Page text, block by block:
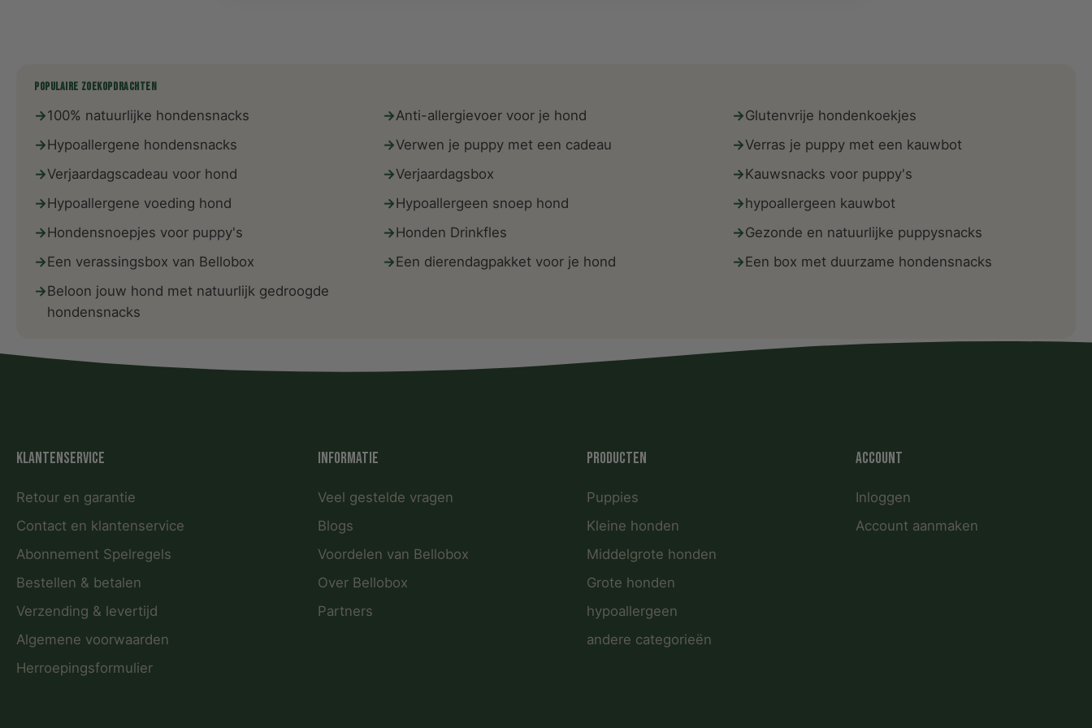
POPULAIRE ZOEKOPDRACHTEN
100% natuurlijke hondensnacks Anti-allergievoer voor je hond
Glutenvrije hondenkoekjes
Hypoallergene hondensnacks
Verwen je puppy met een cadeau
Verras je puppy met een kauwbot
Verjaardagscadeau voor hond
Verjaardagsbox
Kauwsnacks voor puppy's
Hypoallergene voeding hond
Hypoallergeen snoep hond
hypoallergeen kauwbot
Hondensnoepjes voor puppy's
Honden Drinkfles
Gezonde en natuurlijke puppysnacks
Een verassingsbox van Bellobox
Een dierendagpakket voor je hond
Een box met duurzame hondensnacks
Beloon jouw hond met natuurlijk gedroogde
hondensnacks
Klantenservice
Retour en garantie
Contact en klantenservice
Abonnement Spelregels
Bestellen & betalen
Verzending & levertijd
Algemene voorwaarden
Herroepingsformulier
Informatie
Veel gestelde vragen
Blogs
Voordelen van Bellobox
Over Bellobox
Partners
Producten
Puppies
Kleine honden
Middelgrote honden
Grote honden
hypoallergeen
andere categorieën
Account
Inloggen
Account aanmaken